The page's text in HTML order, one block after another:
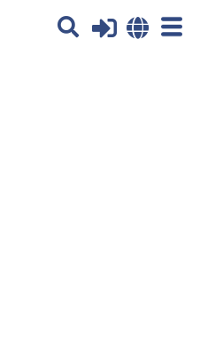
tájékoztatás itt: